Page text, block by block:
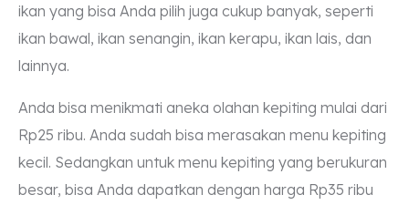
ikan yang bisa Anda pilih juga cukup banyak, seperti
ikan bawal, ikan senangin, ikan kerapu, ikan lais, dan
lainnya.
Anda bisa menikmati aneka olahan kepiting mulai dari
Rp25 ribu. Anda sudah bisa merasakan menu kepiting
kecil. Sedangkan untuk menu kepiting yang berukuran
besar, bisa Anda dapatkan dengan harga Rp35 ribu